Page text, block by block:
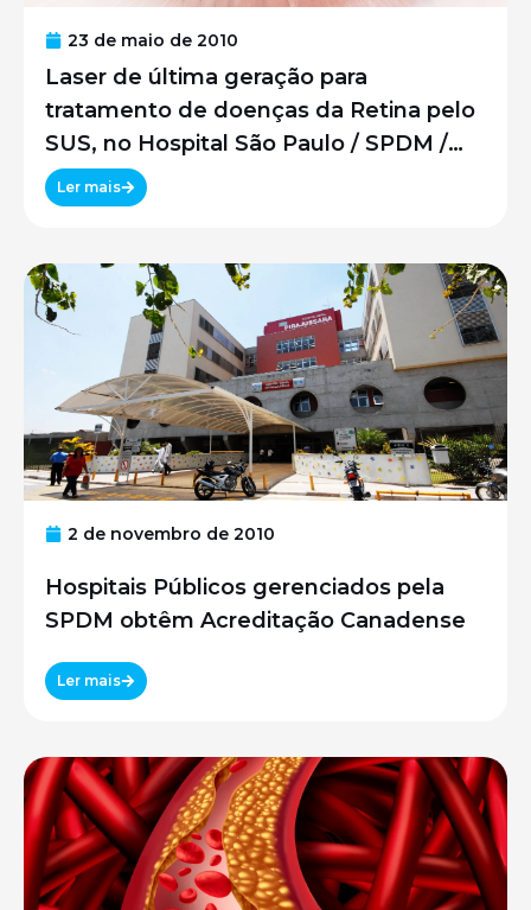
23 de maio de 2010
Laser de última geração para
tratamento de doenças da Retina pelo
SUS, no Hospital São Paulo / SPDM /
UNIFESP
Ler mais
2 de novembro de 2010
Hospitais Públicos gerenciados pela
SPDM obtêm Acreditação Canadense
Ler mais